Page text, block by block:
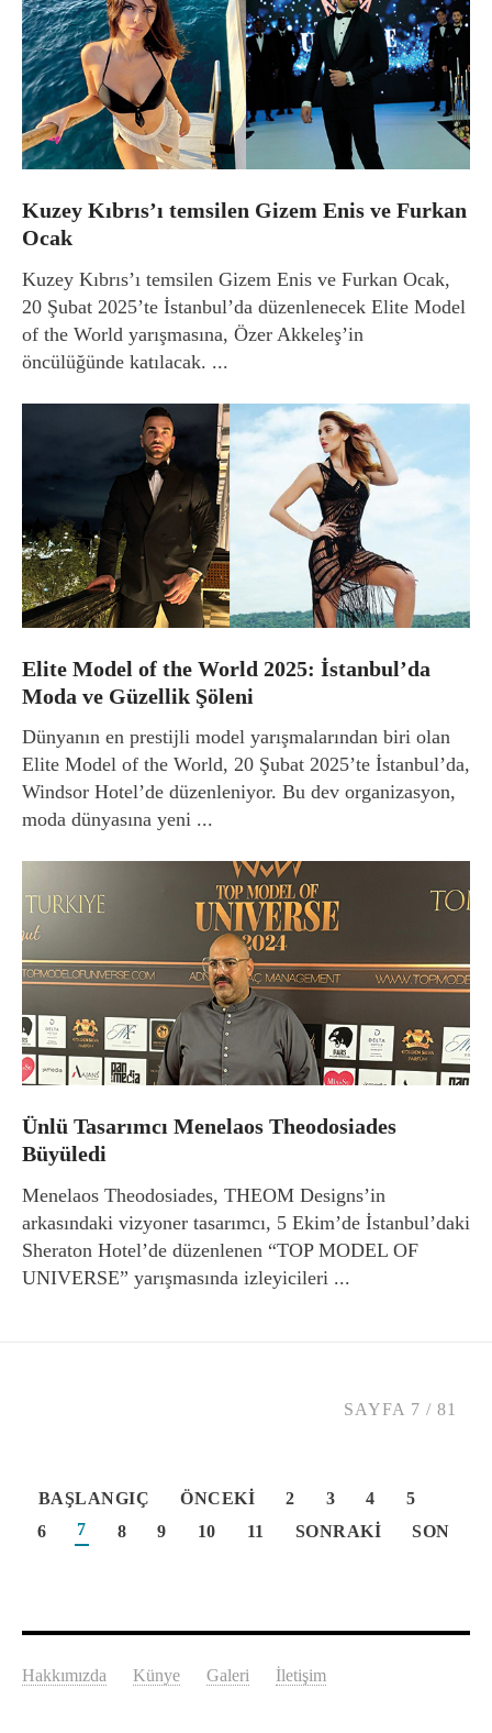
Kuzey Kıbrıs’ı temsilen Gizem Enis ve Furkan
Ocak
Kuzey Kıbrıs’ı temsilen Gizem Enis ve Furkan Ocak,
20 Şubat 2025’te İstanbul’da düzenlenecek Elite Model
of the World yarışmasına, Özer Akkeleş’in
öncülüğünde katılacak. ...
Elite Model of the World 2025: İstanbul’da
Moda ve Güzellik Şöleni
Dünyanın en prestijli model yarışmalarından biri olan
Elite Model of the World, 20 Şubat 2025’te İstanbul’da,
Windsor Hotel’de düzenleniyor. Bu dev organizasyon,
moda dünyasına yeni ...
Ünlü Tasarımcı Menelaos Theodosiades
Büyüledi
Menelaos Theodosiades, THEOM Designs’in
arkasındaki vizyoner tasarımcı, 5 Ekim’de İstanbul’daki
Sheraton Hotel’de düzenlenen “TOP MODEL OF
UNIVERSE” yarışmasında izleyicileri ...
SAYFA 7 / 81
BAŞLANGIÇ ÖNCEKI 2 3 4
5
6
7 8 9 10 11 SONRAKI SON
Hakkımızda Künye Galeri İletişim